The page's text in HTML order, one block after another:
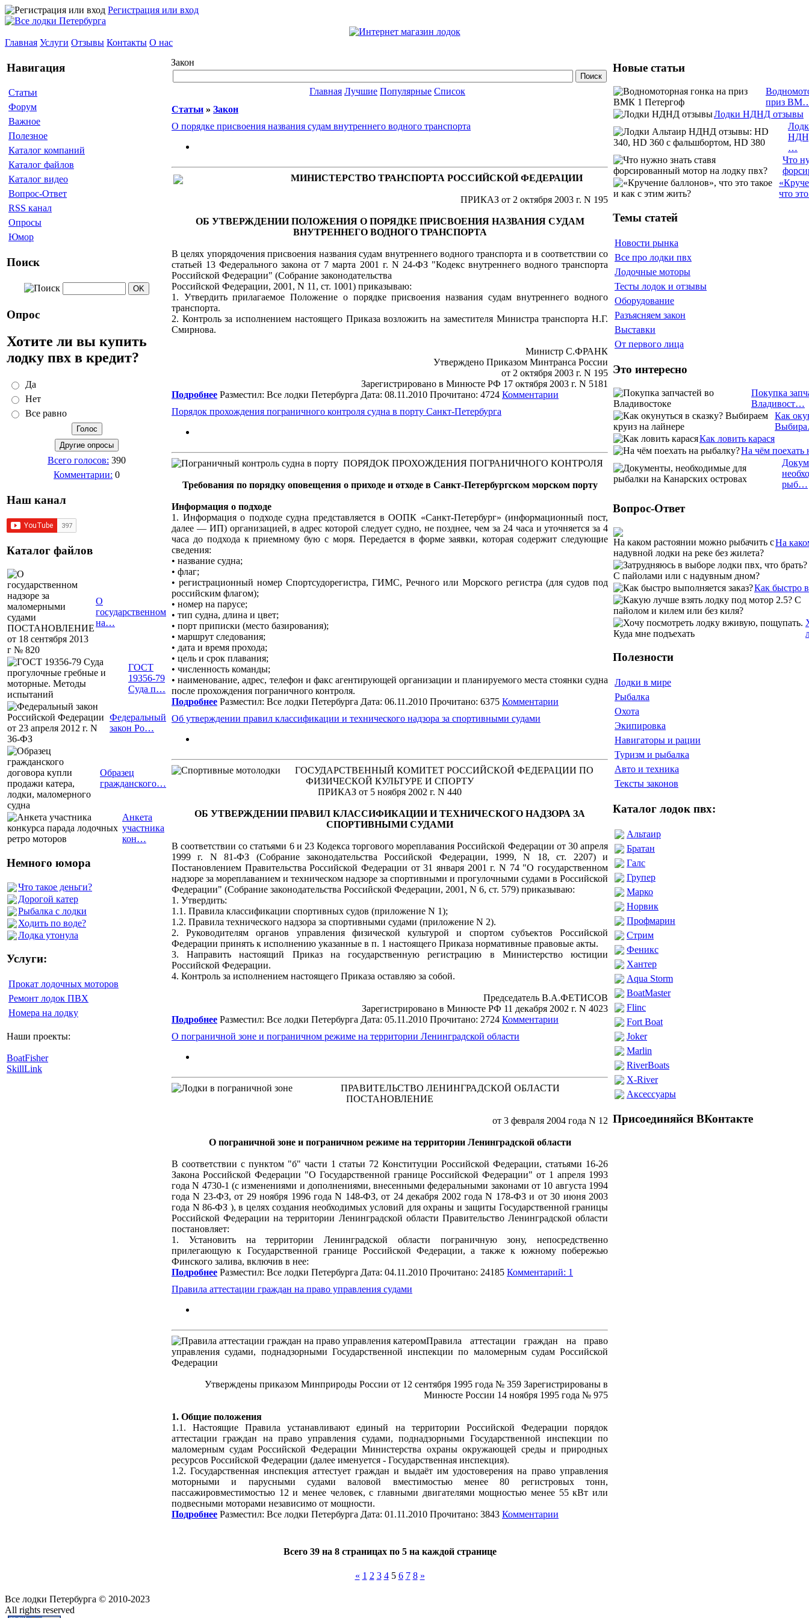
Регистрация или вход
Главная Услуги Отзывы Контакты О нас
Навигация
Статьи
Форум
Важное
Полезное
Каталог компаний
Каталог файлов
Каталог видео
Вопрос-Ответ
RSS канал
Опросы
Юмор
Поиск
Опрос
Хотите ли вы купить
лодку пвх в кредит?
Да
Нет
Все равно
Всего голосов: 390
Комментарии: 0
Наш канал
Каталог файлов
О
государственном
на…
ГОСТ
19356-79
Суда п…
Федеральный
закон Ро…
Образец
гражданского…
Анкета
участника
кон…
Немного юмора
Что такое деньги?
Дорогой катер
Рыбалка с лодки
Ходить по воде?
Лодка утонула
Услуги:
Прокат лодочных моторов
Ремонт лодок ПВХ
Номера на лодку
Наши проекты:
BoatFisher
SkillLink
Закон
Главная Лучшие Популярные Список
Статьи » Закон
О порядке присвоения названия судам внутреннего водного транспорта
МИНИСТЕРСТВО ТРАНСПОРТА РОССИЙСКОЙ ФЕДЕРАЦИИ
ПРИКАЗ от 2 октября 2003 г. N 195
ОБ УТВЕРЖДЕНИИ ПОЛОЖЕНИЯ О ПОРЯДКЕ ПРИСВОЕНИЯ НАЗВАНИЯ СУДАМ
ВНУТРЕННЕГО ВОДНОГО ТРАНСПОРТА
В целях упорядочения присвоения названия судам внутреннего водного транспорта и в соответствии со
статьей 13 Федерального закона от 7 марта 2001 г. N 24-ФЗ "Кодекс внутреннего водного транспорта
Российской Федерации" (Собрание законодательства
Российской Федерации, 2001, N 11, ст. 1001) приказываю:
1. Утвердить прилагаемое Положение о порядке присвоения названия судам внутреннего водного
транспорта.
2. Контроль за исполнением настоящего Приказа возложить на заместителя Министра транспорта Н.Г.
Смирнова.
Министр С.ФРАНК
Утверждено Приказом Минтранса России
от 2 октября 2003 г. N 195
Зарегистрировано в Минюсте РФ 17 октября 2003 г. N 5181
Подробнее Разместил: Все лодки Петербурга Дата: 08.11.2010 Прочитано: 4724 Комментарии
Порядок прохождения пограничного контроля судна в порту Санкт-Петербурга
ПОРЯДОК ПРОХОЖДЕНИЯ ПОГРАНИЧНОГО КОНТРОЛЯ
Требования по порядку оповещения о приходе и отходе в Санкт-Петербургском морском порту
Информация о подходе
1. Информация о подходе судна представляется в ООПК «Санкт-Петербург» (информационный пост,
далее — ИП) организацией, в адрес которой следует судно, не позднее, чем за 24 часа и уточняется за 4
часа до подхода к приемному бую с моря. Передается в форме заявки, которая содержит следующие
сведения:
• название судна;
• флаг;
• регистрационный номер Спортсудорегистра, ГИМС, Речного или Морского регистра (для судов под
российским флагом);
• номер на парусе;
• тип судна, длина и цвет;
• порт приписки (место базирования);
• маршрут следования;
• дата и время прохода;
• цель и срок плавания;
• численность команды;
• наименование, адрес, телефон и факс агентирующей организации и планируемого места стоянки судна
после прохождения пограничного контроля.
Подробнее Разместил: Все лодки Петербурга Дата: 06.11.2010 Прочитано: 6375 Комментарии
Об утверждении правил классификации и технического надзора за спортивными судами
ГОСУДАРСТВЕННЫЙ КОМИТЕТ РОССИЙСКОЙ ФЕДЕРАЦИИ ПО
ФИЗИЧЕСКОЙ КУЛЬТУРЕ И СПОРТУ
ПРИКАЗ от 5 ноября 2002 г. N 440
ОБ УТВЕРЖДЕНИИ ПРАВИЛ КЛАССИФИКАЦИИ И ТЕХНИЧЕСКОГО НАДЗОРА ЗА
СПОРТИВНЫМИ СУДАМИ
В соответствии со статьями 6 и 23 Кодекса торгового мореплавания Российской Федерации от 30 апреля
1999 г. N 81-ФЗ (Собрание законодательства Российской Федерации, 1999, N 18, ст. 2207) и
Постановлением Правительства Российской Федерации от 31 января 2001 г. N 74 "О государственном
надзоре за мореплаванием и техническом надзоре за спортивными и прогулочными судами в Российской
Федерации" (Собрание законодательства Российской Федерации, 2001, N 6, ст. 579) приказываю:
1. Утвердить:
1.1. Правила классификации спортивных судов (приложение N 1);
1.2. Правила технического надзора за спортивными судами (приложение N 2).
2. Руководителям органов управления физической культурой и спортом субъектов Российской
Федерации принять к исполнению указанные в п. 1 настоящего Приказа нормативные правовые акты.
3. Направить настоящий Приказ на государственную регистрацию в Министерство юстиции
Российской Федерации.
4. Контроль за исполнением настоящего Приказа оставляю за собой.
Председатель В.А.ФЕТИСОВ
Зарегистрировано в Минюсте РФ 11 декабря 2002 г. N 4023
Подробнее Разместил: Все лодки Петербурга Дата: 05.11.2010 Прочитано: 2724 Комментарии
О пограничной зоне и пограничном режиме на территории Ленинградской области
ПРАВИТЕЛЬСТВО ЛЕНИНГРАДСКОЙ ОБЛАСТИ
ПОСТАНОВЛЕНИЕ
от 3 февраля 2004 года N 12
О пограничной зоне и пограничном режиме на территории Ленинградской области
В соответствии с пунктом "б" части 1 статьи 72 Конституции Российской Федерации, статьями 16-26
Закона Российской Федерации "О Государственной границе Российской Федерации" от 1 апреля 1993
года N 4730-1 (с изменениями и дополнениями, внесенными федеральными законами от 10 августа 1994
года N 23-ФЗ, от 29 ноября 1996 года N 148-ФЗ, от 24 декабря 2002 года N 178-ФЗ и от 30 июня 2003
года N 86-ФЗ ), в целях создания необходимых условий для охраны и защиты Государственной границы
Российской Федерации на территории Ленинградской области Правительство Ленинградской области
постановляет:
1. Установить на территории Ленинградской области пограничную зону, непосредственно
прилегающую к Государственной границе Российской Федерации, а также к южному побережью
Финского залива, включив в нее:
Подробнее Разместил: Все лодки Петербурга Дата: 04.11.2010 Прочитано: 24185 Комментарий: 1
Правила аттестации граждан на право управления судами
Правила аттестации граждан на право
управления судами, поднадзорными Государственной инспекции по маломерным судам Российской
Федерации
Утверждены приказом Минприроды России от 12 сентября 1995 года № 359 Зарегистрированы в
Минюсте России 14 ноября 1995 года № 975
1. Общие положения
1.1. Настоящие Правила устанавливают единый на территории Российской Федерации порядок
аттестации граждан на право управления судами, поднадзорными Государственной инспекции по
маломерным судам Российской Федерации Министерства охраны окружающей среды и природных
ресурсов Российской Федерации (далее именуется - Государственная инспекция).
1.2. Государственная инспекция аттестует граждан и выдаёт им удостоверения на право управления
моторными и парусными судами валовой вместимостью менее 80 регистровых тонн,
пассажировместимостью 12 и менее человек, с главными двигателями мощностью менее 55 кВт или
подвесными моторами независимо от мощности.
Подробнее Разместил: Все лодки Петербурга Дата: 01.11.2010 Прочитано: 3843 Комментарии
Всего 39 на 8 страницах по 5 на каждой странице
« 1 2 3 4 5 6 7 8 »
Новые статьи
приз
Лодки НДНД отзывы
…
Что
что
Темы статей
Новости рынка
Все про лодки пвх
Лодочные моторы
Тесты лодок и отзывы
Оборудование
Разъясняем закон
Выставки
От первого лица
Это интересно
Покупка
Владивост…
Как
Как ловить карася
На чём поехать
рыб…
Вопрос-Ответ
На
Как быстро
Полезности
Лодки в мире
Рыбалка
Охота
Экипировка
Навигаторы и рации
Туризм и рыбалка
Авто и техника
Тексты законов
Каталог лодок пвх:
Альтаир
Братан
Галс
Групер
Марко
Норвик
Профмарин
Стрим
Феникс
Хантер
Aqua Storm
BoatMaster
Flinc
Fort Boat
Joker
Marlin
RiverBoats
X-River
Аксессуары
Присоединяйся ВКонтакте
Все лодки Петербурга © 2010-2023
All rights reserved